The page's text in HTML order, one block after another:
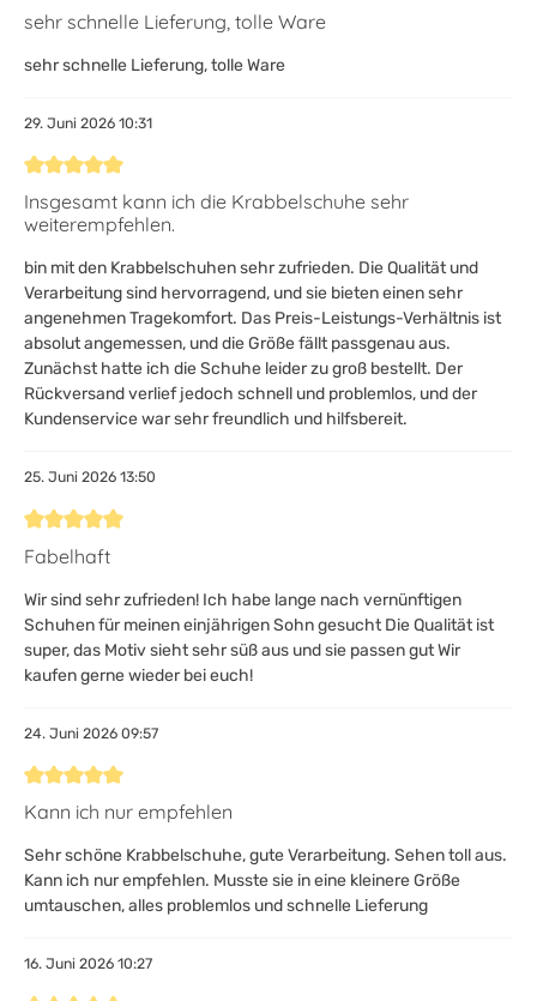
Bewertung mit 5 von 5 Sternen
sehr schnelle Lieferung, tolle Ware
sehr schnelle Lieferung, tolle Ware
29. Juni 2026 10:31
Bewertung mit 5 von 5 Sternen
Insgesamt kann ich die Krabbelschuhe sehr
weiterempfehlen.
bin mit den Krabbelschuhen sehr zufrieden. Die Qualität und
Verarbeitung sind hervorragend, und sie bieten einen sehr
angenehmen Tragekomfort. Das Preis-Leistungs-Verhältnis ist
absolut angemessen, und die Größe fällt passgenau aus.
Zunächst hatte ich die Schuhe leider zu groß bestellt. Der
Rückversand verlief jedoch schnell und problemlos, und der
Kundenservice war sehr freundlich und hilfsbereit.
25. Juni 2026 13:50
Bewertung mit 5 von 5 Sternen
Fabelhaft
Wir sind sehr zufrieden! Ich habe lange nach vernünftigen
Schuhen für meinen einjährigen Sohn gesucht Die Qualität ist
super, das Motiv sieht sehr süß aus und sie passen gut Wir
kaufen gerne wieder bei euch!
24. Juni 2026 09:57
Bewertung mit 5 von 5 Sternen
Kann ich nur empfehlen
Sehr schöne Krabbelschuhe, gute Verarbeitung. Sehen toll aus.
Kann ich nur empfehlen. Musste sie in eine kleinere Größe
umtauschen, alles problemlos und schnelle Lieferung
16. Juni 2026 10:27